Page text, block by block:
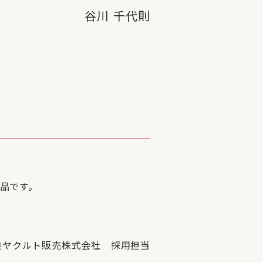
谷川 千代則
です。
ヤクルト販売株式会社 採用担当